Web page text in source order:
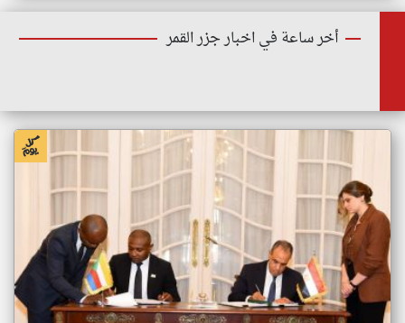
أخر ساعة في اخبار جزر القمر